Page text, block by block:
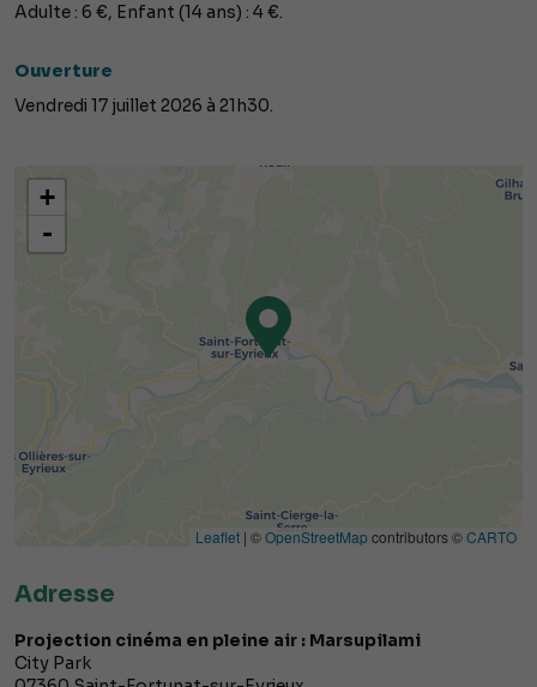
Adulte : 6 €, Enfant (14 ans) : 4 €.
Ouverture
Vendredi 17 juillet 2026 à 21h30.
+
-
Leaflet | ©OpenStreetMap contributors ©CARTO
Adresse
Projection cinéma en pleine air : Marsupilami
City Park